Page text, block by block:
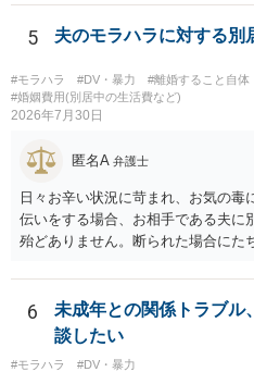
ため、弁護士としては推奨しないこ
5 夫のモラハラに対する別
#モラハラ #DV・暴力 #離婚すること自体
#婚姻費用(別居中の生活費など)
2026年7月30日
匿名A 弁護士
日々お辛い状況に苛まれ、お気の
伝いをする場合、お相手である夫に
殆どありません。断られた場合にた
高いためです。 実務的には、ご相
を進める選択を採らざるを得ない
6
未成年との関係トラブル
談したい
#モラハラ #DV・暴力